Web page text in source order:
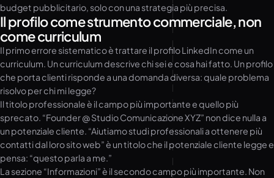
budget pubblicitario, solo con una strategia più precisa.
Il profilo come strumento commerciale, non
come curriculum
Il primo errore sistematico è trattare il profilo LinkedIn come un
curriculum. Un curriculum descrive chi sei e cosa hai fatto. Un profilo
che porta clienti risponde a una domanda diversa: quale problema
risolvo per chi mi legge?
Il titolo professionale è il campo più importante e quello più
sprecato. “Founder @ Studio Comunicazione XYZ” non dice nulla a
un potenziale cliente. “Aiutiamo studi professionali a ottenere più
contatti dal loro sito web” è un titolo che il potenziale cliente legge e
pensa: “questo parla a me.”
La sezione “Informazioni” è il secondo campo più importante. Non